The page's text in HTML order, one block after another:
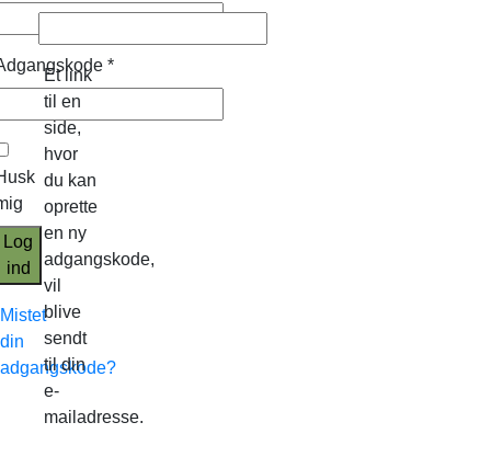
*
Log
ind
Mistet
din
adgangskode?
Et link
til en
side,
hvor
du kan
oprette
en ny
adgangskode,
vil
blive
sendt
til din
e-
mailadresse.